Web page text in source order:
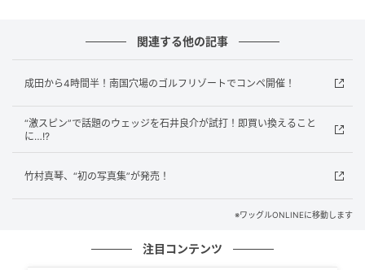
だから、ＬＰＧＡ－ＵＳＧＡガールズゴルフのアンバ
サダーにピッタリだという。このアンバサダーは次世
代の女子ゴルフの発展に貢献する役割で、今年は５選
手が同アンバサダーを担っている。シュメルツェルは
そのひとりだ。また、地元である米国アリゾナ州を拠
点とする障がいのあるアスリートのエンパワーメント
に取り組む非営利団体「ＩＧＯＴＴＨＩＳＦｏｕｎｄ
ａｔｉｏｎ」のアンバサダーも務めている。
米ツアーの顔になってきた。あと欲しいのは優勝の２
関連する他の記事
成田から4時間半！南国穴場のゴルフリゾートでコンペ開催！
“激スピン”で話題のウェッジを石井良介が試打！即買い換えること
に…!?
竹村真琴、“初の写真集”が発売！
※ワッグルONLINEに移動します
注目コンテンツ